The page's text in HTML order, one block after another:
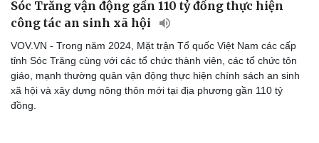
Sóc Trăng vận động gần 110 tỷ đồng thực hiện
công tác an sinh xã hội
VOV.VN - Trong năm 2024, Mặt trận Tổ quốc Việt Nam các cấp
tỉnh Sóc Trăng cùng với các tổ chức thành viên, các tổ chức tôn
giáo, mạnh thường quân vận động thực hiện chính sách an sinh
xã hội và xây dựng nông thôn mới tại địa phương gần 110 tỷ
đồng.